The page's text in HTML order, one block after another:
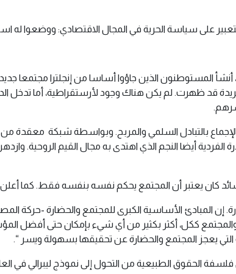
على سياسة الحرية في المجال الاقتصادي: ووضعوا له
المستوطنون الذين جاؤوا أساسا من إنجلترا مجتمعا
قد ظهرت. لم يكن هناك وجود لأرستقراطية، أما تدخل
بالتبادل السلمي والمربح. وبواسطة شبكة معقدة
الفردية أيضا النجم الذي اهتدى به مجال القيم
كان يعتبر أن المجتمع يحكم نفسه بنفسه فقط. كما
إن المبادئ الأساسية الكبرى للمجتمع والحضارة -حركة
والمجتمع ككل، أكثر بكثير من أي شيء بإمكان حتى أفضل
التي يعجز المجتمع والحضارة عن تحقيقها بسهولة ويسر “.
الحقوق الطبيعية من التحول إلى نموذج ليبرالي في